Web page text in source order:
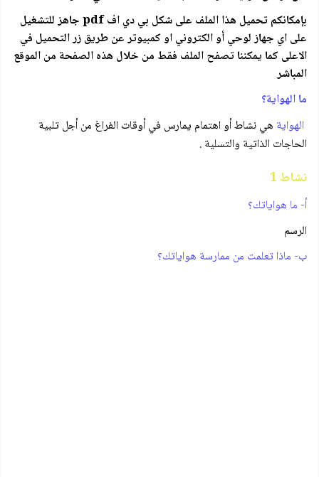
بإمكانكم تحميل هذا الملف على شكل بي دي اف pdf جاهز للتشغيل
على اي جهاز لوحي أو الكتروني او كمبيوتر عن طريق زر التحميل في
الاعلى كما يمكننا تصفح الملف فقط من خلال هذه الصفحة من الموقع
المباشر
ما الهواية؟
الهواية هي نشاط أو اهتمام يمارس في أوقات الفراغ من أجل تلبية
الحاجات الذاتية والتسلية .
نشاط 1
أ- ما هواياتك؟
الرسم
ب- ماذا تعلمت من ممارسة هواياتك؟